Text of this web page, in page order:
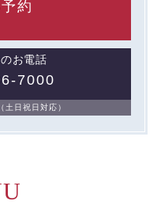
約
お電話
7000
日祝日対応）